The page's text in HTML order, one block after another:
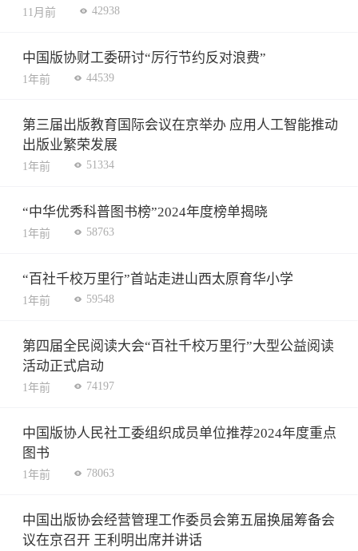
11月前 42938
中国版协财工委研讨“厉行节约反对浪费”
1年前 44539
第三届出版教育国际会议在京举办 应用人工智能推动
出版业繁荣发展
1年前 51334
“中华优秀科普图书榜”2024年度榜单揭晓
1年前 58763
“百社千校万里行”首站走进山西太原育华小学
1年前 59548
第四届全民阅读大会“百社千校万里行”大型公益阅读
活动正式启动
1年前 74197
中国版协人民社工委组织成员单位推荐2024年度重点
图书
1年前 78063
中国出版协会经营管理工作委员会第五届换届筹备会
议在京召开 王利明出席并讲话